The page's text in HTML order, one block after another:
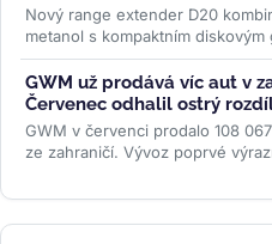
Nový range extender D20
metanol s kompaktním
%. Firma slibuje studený...>>
GWM už prodává víc aut v
Červenec odhalil ostrý
GWM v červenci prodalo 108
ze zahraničí. Vývoz poprvé